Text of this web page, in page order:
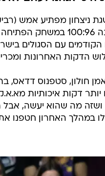
ניצחון מפתיע אמש
לבסוף דגל לבן והפסידה לא.א.ק
הדקות האחרונות
חולון, סטפנוס דדאס,
דקות איכותיות
ושזה מה שהוא יעשה,
במהלך האחרון חטפנו